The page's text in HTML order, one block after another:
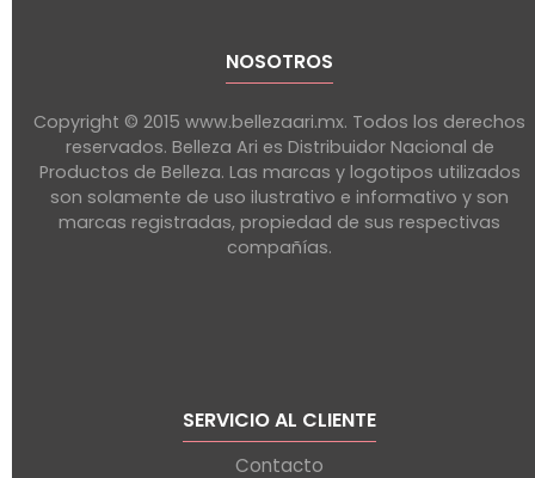
NOSOTROS
Copyright © 2015 www.bellezaari.mx. Todos los derechos
reservados. Belleza Ari es Distribuidor Nacional de
Productos de Belleza. Las marcas y logotipos utilizados
son solamente de uso ilustrativo e informativo y son
marcas registradas, propiedad de sus respectivas
compañías.
SERVICIO AL CLIENTE
Contacto